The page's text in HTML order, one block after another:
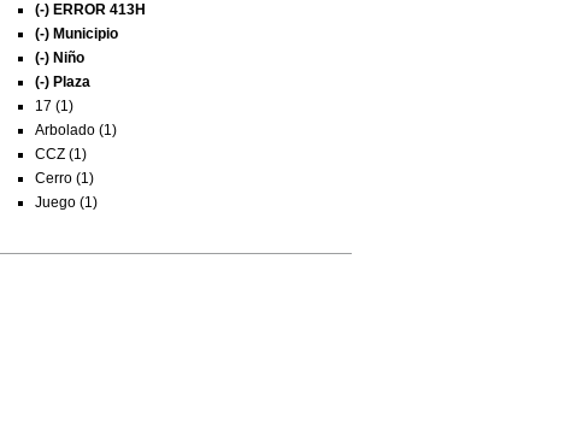
(-) ERROR 413H
(-) Municipio
(-) Niño
(-) Plaza
17 (1)
Arbolado (1)
CCZ (1)
Cerro (1)
Juego (1)